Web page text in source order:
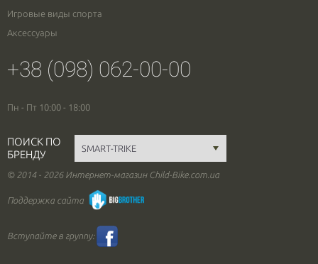
Игровые виды спорта
Аксессуары
+38 (098) 062-00-00
Пн - Пт 10:00 - 18:00
ПОИСК ПО
БРЕНДУ
© 2014 - 2026 Интернет-магазин Child-Bike.com.ua
Поддержка сайта
Вступайте в группу: